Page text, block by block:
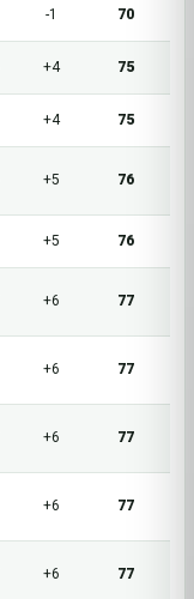
-1 70
+4 75
+4 75
+5 76
+5 76
+6 77
+6 77
+6 77
+6 77
+6 77